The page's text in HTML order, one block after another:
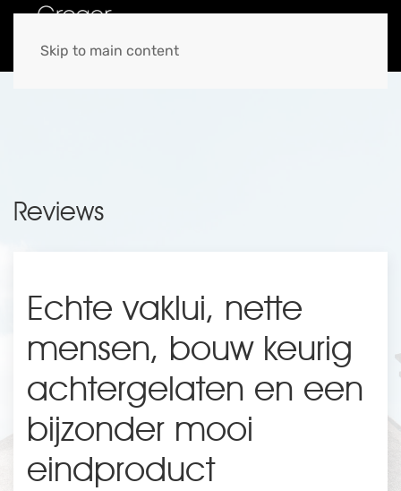
Skip to main content
Reviews
Echte vaklui, nette
mensen, bouw keurig
achtergelaten en een
bijzonder mooi
eindproduct